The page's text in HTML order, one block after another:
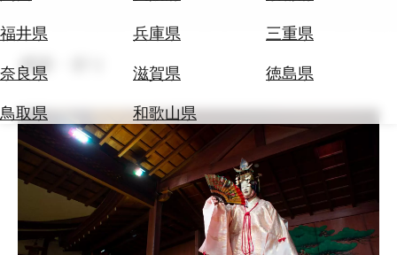
福井県
兵庫県
三重県
奈良県
滋賀県
徳島県
鳥取県
和歌山県
券
テ
を
す
為
替
調
る
天
気
感謝・祈り